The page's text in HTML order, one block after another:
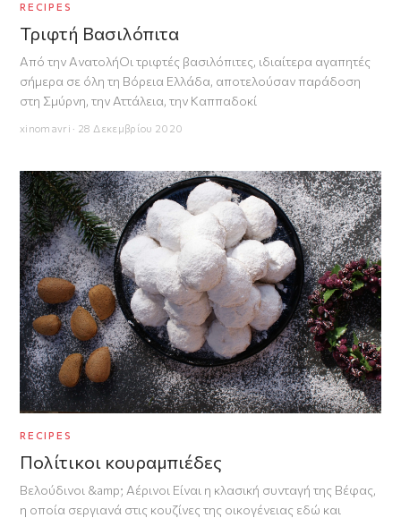
RECIPES
Τριφτή Βασιλόπιτα
Από την ΑνατολήΟι τριφτές βασιλόπιτες, ιδιαίτερα αγαπητές
σήμερα σε όλη τη Βόρεια Ελλάδα, αποτελούσαν παράδοση
στη Σμύρνη, την Αττάλεια, την Καππαδοκί
xinomavri · 28 Δεκεμβρίου 2020
RECIPES
Πολίτικοι κουραμπιέδες
Βελούδινοι &amp; Αέρινοι Είναι η κλασική συνταγή της Βέφας,
η οποία σεργιανά στις κουζίνες της οικογένειας εδώ και